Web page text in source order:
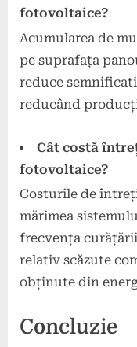
fotovoltaice?
Acumularea de
pe suprafața
reduce
reducând
Cât costă
fotovoltaice?
Costurile de
mărimea
frecvența
relativ scăzute
obținute din
Concluzie